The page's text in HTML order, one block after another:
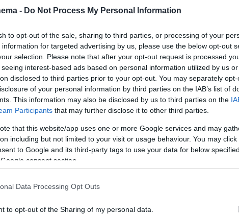
- Do Not Process My Personal Information
to opt-out of the sale, sharing to third parties, or processing of your
information for targeted advertising by us, please use the below opt-out
selection. Please note that after your opt-out request is processed
interest-based ads based on personal information utilized by us
disclosed to third parties prior to your opt-out. You may separately
of your personal information by third parties on the IAB’s list of
This information may also be disclosed by us to third parties on the
Participants that may further disclose it to other third parties.
that this website/app uses one or more Google services and may
including but not limited to your visit or usage behaviour. You may
to Google and its third-party tags to use your data for below
consent section.
Data Processing Opt Outs
to opt-out of the Sharing of my personal data.
κατηγορία Χορηγία Ομάδας – Αθλητικού
Ελλήνων Καλαθοσφαιριστών με Αμαξίδιο)
κατηγορία Χορηγία Αθλητικής Διοργάνωσης –
– Event (Κερkida ΟΠΑΠ)
κατηγορία Κids – Youth – Grassroots
Ακαδημιών ΟΠΑΠ)
κατηγορία Video (Inspirational Videos “ΟΠΑΠ